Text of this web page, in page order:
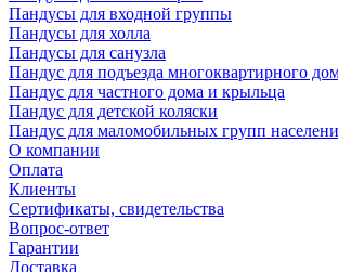
Пандусы для входной группы
Пандусы для холла
Пандусы для санузла
Пандус для подъезда многоквартирного
Пандус для частного дома и крыльца
Пандус для детской коляски
Пандус для маломобильных групп
О компании
Оплата
Клиенты
Сертификаты, свидетельства
Вопрос-ответ
Гарантии
Доставка